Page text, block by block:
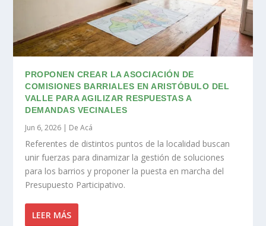
PROPONEN CREAR LA ASOCIACIÓN DE
COMISIONES BARRIALES EN ARISTÓBULO DEL
VALLE PARA AGILIZAR RESPUESTAS A
DEMANDAS VECINALES
Jun 6, 2026 | De Acá
Referentes de distintos puntos de la localidad buscan
unir fuerzas para dinamizar la gestión de soluciones
para los barrios y proponer la puesta en marcha del
Presupuesto Participativo.
LEER MÁS